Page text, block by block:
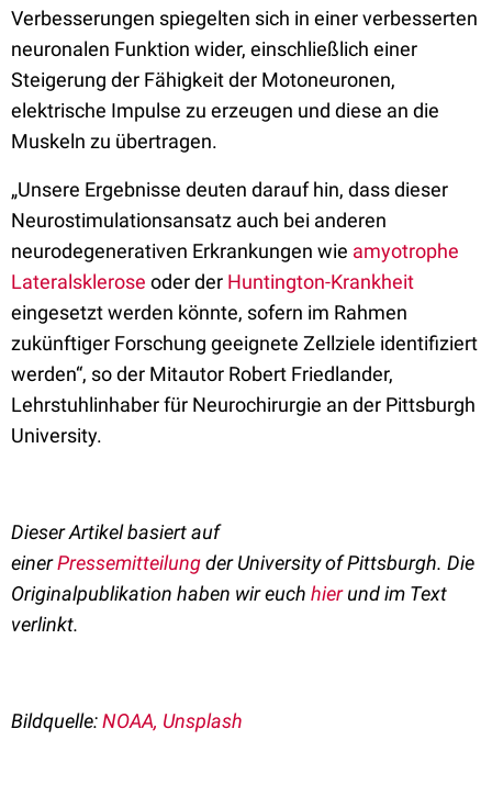
Verbesserungen spiegelten sich in einer verbesserten
neuronalen Funktion wider, einschließlich einer
Steigerung der Fähigkeit der Motoneuronen,
elektrische Impulse zu erzeugen und diese an die
Muskeln zu übertragen.
„Unsere Ergebnisse deuten darauf hin, dass dieser
Neurostimulationsansatz auch bei anderen
neurodegenerativen Erkrankungen wie amyotrophe
Lateralsklerose oder der Huntington-Krankheit
eingesetzt werden könnte, sofern im Rahmen
zukünftiger Forschung geeignete Zellziele identifiziert
werden“, so der Mitautor Robert Friedlander,
Lehrstuhlinhaber für Neurochirurgie an der Pittsburgh
University.
Dieser Artikel basiert auf
einerPressemitteilungderUniversity of Pittsburgh. Die
Originalpublikation haben wir euch hierund im Text
verlinkt.
Bildquelle:NOAA, Unsplash